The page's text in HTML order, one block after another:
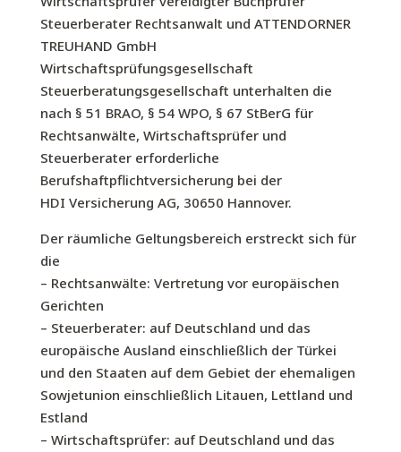
Steuerberater Rechtsanwalt und ATTENDORNER
TREUHAND GmbH
Wirtschaftsprüfungsgesellschaft
Steuerberatungsgesellschaft unterhalten die
nach § 51 BRAO, § 54 WPO, § 67 StBerG für
Rechtsanwälte, Wirtschaftsprüfer und
Steuerberater erforderliche
Berufshaftpflichtversicherung bei der
HDI Versicherung AG, 30650 Hannover.
Der räumliche Geltungsbereich erstreckt sich für
die
– Rechtsanwälte: Vertretung vor europäischen
Gerichten
– Steuerberater: auf Deutschland und das
europäische Ausland einschließlich der Türkei
und den Staaten auf dem Gebiet der ehemaligen
Sowjetunion einschließlich Litauen, Lettland und
Estland
– Wirtschaftsprüfer: auf Deutschland und das